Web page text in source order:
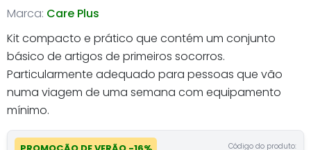
Marca: Care Plus
Kit compacto e prático que contém um conjunto
básico de artigos de primeiros socorros.
Particularmente adequado para pessoas que vão
numa viagem de uma semana com equipamento
mínimo.
Código do produto: